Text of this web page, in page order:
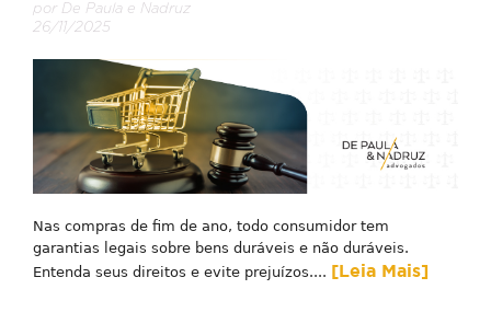
por De Paula e Nadruz
26/11/2025
Nas compras de fim de ano, todo consumidor tem
garantias legais sobre bens duráveis e não duráveis.
Entenda seus direitos e evite prejuízos.... [Leia Mais]